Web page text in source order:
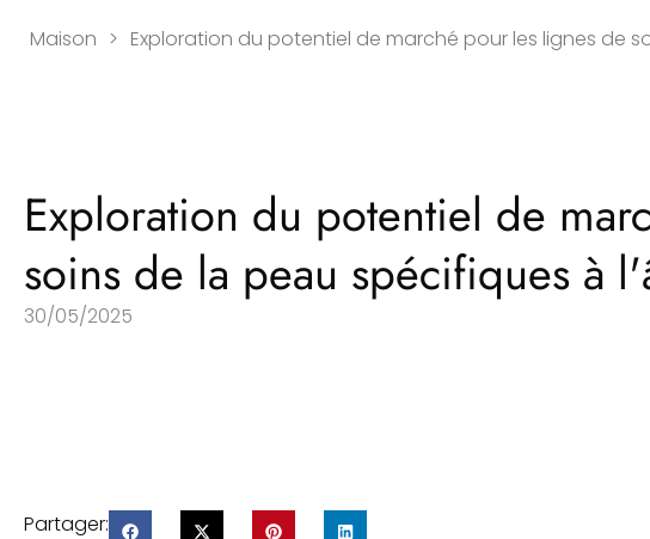
Maison > Exploration du potentiel de marché pour les lignes de
Exploration du potentiel de
soins de la peau spécifiques à
30/05/2025
Partager: